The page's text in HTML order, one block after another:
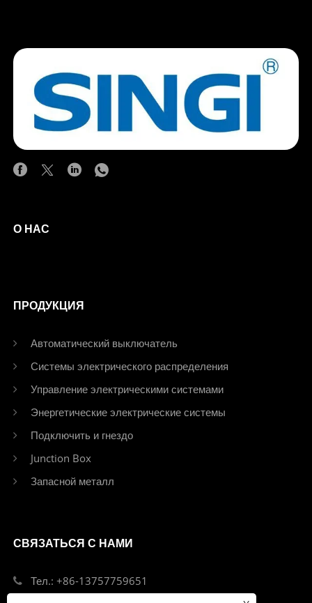
О НАС
ПРОДУКЦИЯ
Автоматический выключатель
Системы электрического распределения
Управление электрическими системами
Энергетические электрические системы
Подключить и гнездо
Junction Box
Запасной металл
СВЯЗАТЬСЯ С НАМИ
Тел.: +86-13757759651